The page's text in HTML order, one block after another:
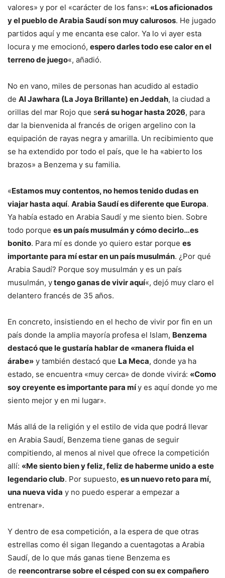
valores» y por el «carácter de los fans»: «Los aficionados
y el pueblo de Arabia Saudí son muy calurosos. He jugado
partidos aquí y me encanta ese calor. Ya lo vi ayer esta
locura y me emocionó, espero darles todo ese calor en el
terreno de juego«, añadió.
No en vano, miles de personas han acudido al estadio
de Al Jawhara (La Joya Brillante) en Jeddah, la ciudad a
orillas del mar Rojo que será su hogar hasta 2026, para
dar la bienvenida al francés de origen argelino con la
equipación de rayas negra y amarilla. Un recibimiento que
se ha extendido por todo el país, que le ha «abierto los
brazos» a Benzema y su familia.
«Estamos muy contentos, no hemos tenido dudas en
viajar hasta aquí. Arabia Saudí es diferente que Europa.
Ya había estado en Arabia Saudí y me siento bien. Sobre
todo porque es un país musulmán y cómo decirlo…es
bonito. Para mí es donde yo quiero estar porque es
importante para mí estar en un país musulmán. ¿Por qué
Arabia Saudí? Porque soy musulmán y es un país
musulmán, ytengo ganas de vivir aquí«, dejó muy claro el
delantero francés de 35 años.
En concreto, insistiendo en el hecho de vivir por fin en un
país donde la amplia mayoría profesa el Islam, Benzema
destacó que le gustaría hablar de «manera fluida el
árabe» y también destacó que La Meca, donde ya ha
estado, se encuentra «muy cerca» de donde vivirá: «Como
soy creyente es importante para míy es aquí donde yo me
siento mejor y en mi lugar».
Más allá de la religión y el estilo de vida que podrá llevar
en Arabia Saudí, Benzema tiene ganas de seguir
compitiendo, al menos al nivel que ofrece la competición
allí: «Me siento bien y feliz, feliz de haberme unido a este
legendario club. Por supuesto, es un nuevo reto para mí,
una nueva vida y no puedo esperar a empezar a
entrenar».
Y dentro de esa competición, a la espera de que otras
estrellas como él sigan llegando a cuentagotas a Arabia
Saudí, de lo que más ganas tiene Benzema es
de reencontrarse sobre el césped con su ex compañero